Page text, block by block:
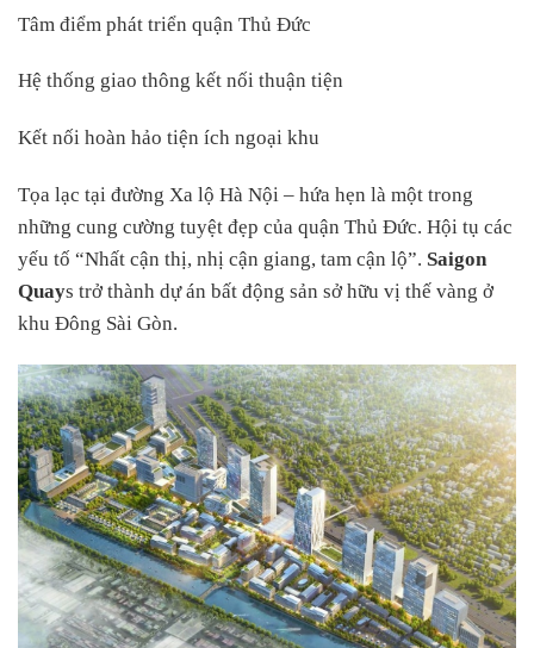
Tâm điểm phát triển quận Thủ Đức
Hệ thống giao thông kết nối thuận tiện
Kết nối hoàn hảo tiện ích ngoại khu
Tọa lạc tại đường Xa lộ Hà Nội – hứa hẹn là một trong
những cung cường tuyệt đẹp của quận Thủ Đức. Hội tụ các
yếu tố “Nhất cận thị, nhị cận giang, tam cận lộ”. Saigon
Quays trở thành dự án bất động sản sở hữu vị thế vàng ở
khu Đông Sài Gòn.